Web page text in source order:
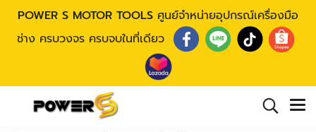
POWER S MOTOR TOOLS ศูนย์จำหน่ายอุปกรณ์เครื่องมือ
ช่าง ครบวงจร ครบจบในที่เดียว